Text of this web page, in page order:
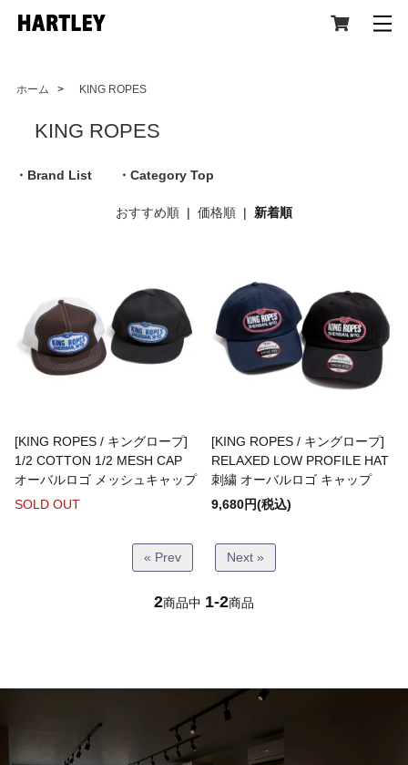
ホーム > KING ROPES
KING ROPES
・Brand List ・Category Top
おすすめ順 | 価格順 | 新着順
[KING ROPES / キングロープ]
1/2 COTTON 1/2 MESH CAP
オーバルロゴ メッシュキャップ
SOLD OUT
[KING ROPES / キングロープ]
RELAXED LOW PROFILE HAT
刺繍 オーバルロゴ キャップ
9,680円(税込)
« Prev Next »
2商品中 1-2商品
CATEGORY
Tops(トップス)
Jacket,Coat(ジャケット,コート)
Headwear(キャップ,ハット等)
Footwear(シューズ,ブーツ,サンダル等)
Accessories(ファッション小物)